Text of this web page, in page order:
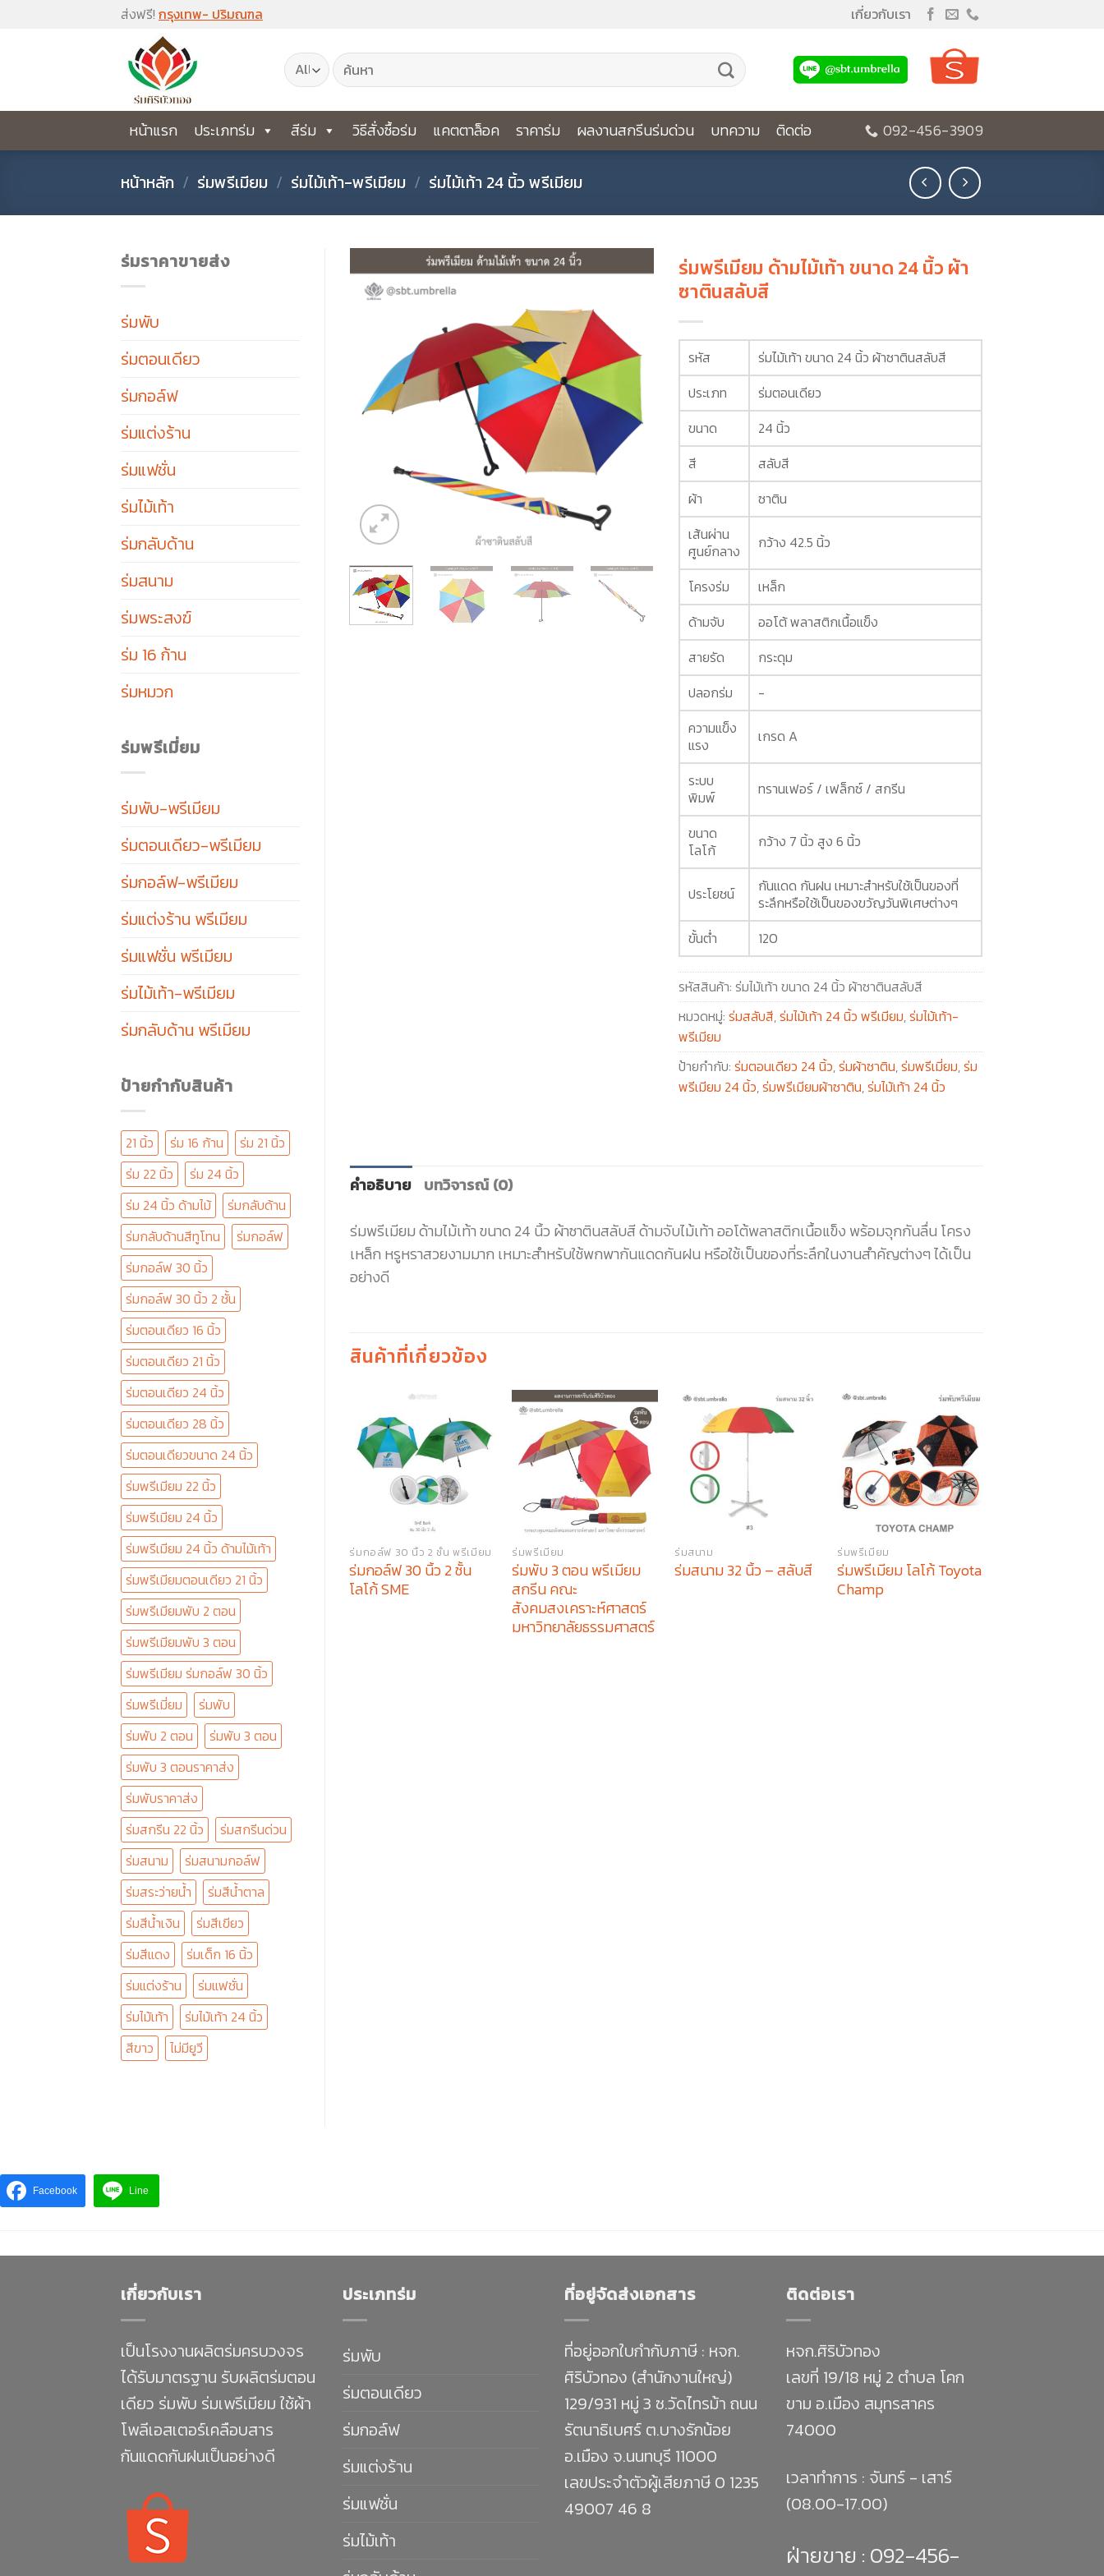
ส่งฟรี! กรุงเทพ- ปริมณฑล เกี่ยวกับเรา
ค้นหา:
หน้าแรก ประเภทร่ม สีร่ม วิธีสั่งซื้อร่ม แคตตาล็อค ราคาร่ม ผลงานสกรีนร่มด่วน บทความ ติดต่อ 092-456-3909
หน้าหลัก / ร่มพรีเมียม / ร่มไม้เท้า-พรีเมียม / ร่มไม้เท้า 24 นิ้ว พรีเมียม
ร่มราคาขายส่ง
ร่มพับ
ร่มตอนเดียว
ร่มกอล์ฟ
ร่มแต่งร้าน
ร่มแฟชั่น
ร่มไม้เท้า
ร่มกลับด้าน
ร่มสนาม
ร่มพระสงฆ์
ร่ม 16 ก้าน
ร่มหมวก
ร่มพรีเมี่ยม
ร่มพับ-พรีเมียม
ร่มตอนเดียว-พรีเมียม
ร่มกอล์ฟ-พรีเมียม
ร่มแต่งร้าน พรีเมียม
ร่มแฟชั่น พรีเมียม
ร่มไม้เท้า-พรีเมียม
ร่มกลับด้าน พรีเมียม
ป้ายกำกับสินค้า
21 นิ้ว ร่ม 16 ก้าน
ร่ม 21 นิ้ว
ร่ม 22 นิ้ว
ร่ม 24 นิ้ว
ร่ม 24 นิ้ว ด้ามไม้
ร่มกลับด้าน
ร่มกลับด้านสีทูโทน
ร่มกอล์ฟ
ร่มกอล์ฟ 30 นิ้ว
ร่มกอล์ฟ 30 นิ้ว 2 ชั้น
ร่มตอนเดียว 16 นิ้ว
ร่มตอนเดียว 21 นิ้ว
ร่มตอนเดียว 24 นิ้ว
ร่มตอนเดียว 28 นิ้ว
ร่มตอนเดียวขนาด 24 นิ้ว
ร่มพรีเมียม 22 นิ้ว
ร่มพรีเมียม 24 นิ้ว
ร่มพรีเมียม 24 นิ้ว ด้ามไม้เท้า
ร่มพรีเมียมตอนเดียว 21 นิ้ว
ร่มพรีเมียมพับ 2 ตอน
ร่มพรีเมียมพับ 3 ตอน
ร่มพรีเมียม ร่มกอล์ฟ 30 นิ้ว
ร่มพรีเมี่ยม
ร่มพับ
ร่มพับ 2 ตอน
ร่มพับ 3 ตอน
ร่มพับ 3 ตอนราคาส่ง
ร่มพับราคาส่ง
ร่มสกรีน 22 นิ้ว
ร่มสกรีนด่วน
ร่มสนาม
ร่มสนามกอล์ฟ
ร่มสระว่ายน้ำ
ร่มสีน้ำตาล
ร่มสีน้ำเงิน
ร่มสีเขียว
ร่มสีแดง
ร่มเด็ก 16 นิ้ว
ร่มแต่งร้าน
ร่มแฟชั่น
ร่มไม้เท้า
ร่มไม้เท้า 24 นิ้ว
สีขาว
ไม่มียูวี
ร่มพรีเมียม ด้ามไม้เท้า ขนาด 24 นิ้ว ผ้า
ซาตินสลับสี
รหัส
ร่มไม้เท้า ขนาด 24 นิ้ว ผ้าซาตินสลับสี
ประเภท
ร่มตอนเดียว
ขนาด
24 นิ้ว
สี
สลับสี
ผ้า
ซาติน
เส้นผ่าน
ศูนย์กลาง
กว้าง 42.5 นิ้ว
โครงร่ม
เหล็ก
ด้ามจับ
ออโต้ พลาสติกเนื้อแข็ง
สายรัด
กระดุม
ปลอกร่ม
-
ความแข็ง
แรง
เกรด A
ระบบ
พิมพ์
ทรานเฟอร์ / เฟล็กซ์ / สกรีน
ขนาด
โลโก้
กว้าง 7 นิ้ว สูง 6 นิ้ว
ประโยชน์
กันแดด กันฝน เหมาะสำหรับใช้เป็นของที่
ระลึกหรือใช้เป็นของขวัญวันพิเศษต่างๆ
ขั้นต่ำ
120
รหัสสินค้า:ร่มไม้เท้า ขนาด 24 นิ้ว ผ้าซาตินสลับสี
หมวดหมู่:ร่มสลับสี,ร่มไม้เท้า 24 นิ้ว พรีเมียม,ร่มไม้เท้า-
พรีเมียม
ป้ายกำกับ:ร่มตอนเดียว 24 นิ้ว,ร่มผ้าซาติน,ร่มพรีเมี่ยม,ร่ม
พรีเมียม 24 นิ้ว,ร่มพรีเมียมผ้าซาติน,ร่มไม้เท้า 24 นิ้ว
คำอธิบาย บทวิจารณ์ (0)
ร่มพรีเมียม ด้ามไม้เท้า ขนาด 24 นิ้ว ผ้าซาตินสลับสี ด้ามจับไม้เท้า ออโต้พลาสติกเนื้อแข็ง พร้อมจุกกันลื่น โครง
เหล็ก หรูหราสวยงามมาก เหมาะสำหรับใช้พกพากันแดดกันฝน หรือใช้เป็นของที่ระลึกในงานสำคัญต่างๆ ได้เป็น
อย่างดี
สินค้าที่เกี่ยวข้อง
ร่มกอล์ฟ 30 นิ้ว 2 ชั้น พรีเมียม
ร่มกอล์ฟ 30 นิ้ว 2 ชั้น
โลโก้ SME
ร่มพรีเมียม
ร่มพับ 3 ตอน พรีเมียม
สกรีน คณะ
สังคมสงเคราะห์ศาสตร์
มหาวิทยาลัยธรรมศาสตร์
ร่มสนาม
ร่มสนาม 32 นิ้ว – สลับสี
ร่มพรีเมียม
ร่มพรีเมียม โลโก้ Toyota
Champ
Facebook Line
เกี่ยวกับเรา
เป็นโรงงานผลิตร่มครบวงจร
ได้รับมาตรฐาน รับผลิตร่มตอน
เดียว ร่มพับ ร่มเพรีเมียม ใช้ผ้า
โพลีเอสเตอร์เคลือบสาร
กันแดดกันฝนเป็นอย่างดี
ประเภทร่ม
ร่มพับ
ร่มตอนเดียว
ร่มกอล์ฟ
ร่มแต่งร้าน
ร่มแฟชั่น
ร่มไม้เท้า
ที่อยู่จัดส่งเอกสาร
ที่อยู่ออกใบกำกับภาษี : หจก.
ศิริบัวทอง (สำนักงานใหญ่)
129/931 หมู่ 3 ซ.วัดไทรม้า ถนน
รัตนาธิเบศร์ ต.บางรักน้อย
อ.เมือง จ.นนทบุรี 11000
เลขประจำตัวผู้เสียภาษี 0 1235
49007 46 8
ติดต่อเรา
หจก.ศิริบัวทอง
เลขที่ 19/18 หมู่ 2 ตำบล โคก
ขาม อ.เมือง สมุทรสาคร
74000
เวลาทำการ : จันทร์ - เสาร์
(08.00-17.00)
ฝ่ายขาย : 092-456-